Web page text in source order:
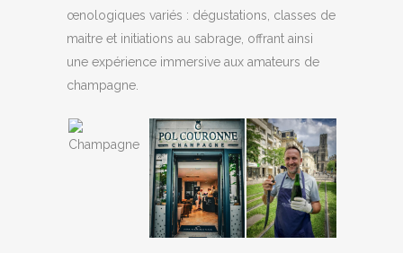
œnologiques variés : dégustations, classes de
maitre et initiations au sabrage, offrant ainsi
une expérience immersive aux amateurs de
champagne.